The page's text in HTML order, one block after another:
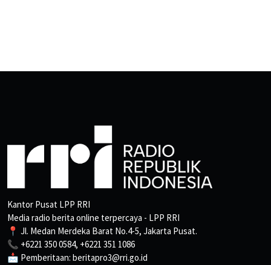
Kantor Pusat LPP RRI
Media radio berita online terpercaya - LPP RRI
📍 Jl. Medan Merdeka Barat No.4-5, Jakarta Pusat.
📞 +6221 350 0584, +6221 351 1086
📩 Pemberitaan: beritapro3@rri.go.id